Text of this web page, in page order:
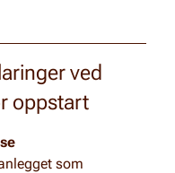
ved
oppstart
som